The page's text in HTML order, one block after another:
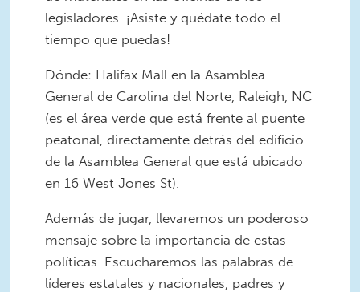
legisladores. ¡Asiste y quédate todo el
tiempo que puedas!
Dónde: Halifax Mall en la Asamblea
General de Carolina del Norte, Raleigh, NC
(es el área verde que está frente al puente
peatonal, directamente detrás del edificio
de la Asamblea General que está ubicado
en 16 West Jones St).
Además de jugar, llevaremos un poderoso
mensaje sobre la importancia de estas
políticas. Escucharemos las palabras de
líderes estatales y nacionales, padres y